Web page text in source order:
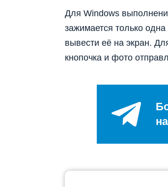
Для Windows
зажимается только
вывести её на экран.
кнопочка и фото